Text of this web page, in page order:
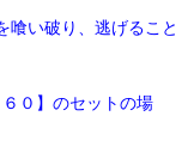
喰い破り、逃げること
０】のセットの場